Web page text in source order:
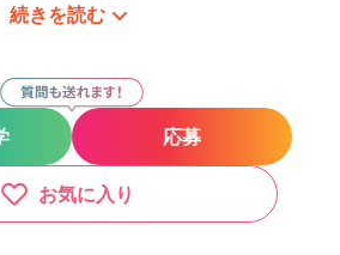
わせて勤務が可能です😊
日～1月4日
続きを読む
応募
お気に入り